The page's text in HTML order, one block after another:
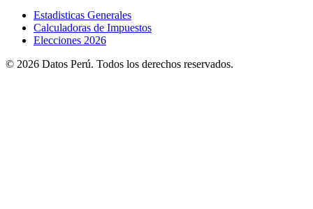
Estadisticas Generales
Calculadoras de Impuestos
Elecciones 2026
© 2026 Datos Perú. Todos los derechos reservados.